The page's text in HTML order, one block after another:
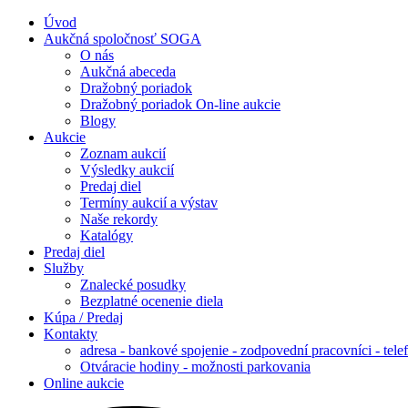
Úvod
Aukčná spoločnosť SOGA
O nás
Aukčná abeceda
Dražobný poriadok
Dražobný poriadok On-line aukcie
Blogy
Aukcie
Zoznam aukcií
Výsledky aukcií
Predaj diel
Termíny aukcií a výstav
Naše rekordy
Katalógy
Predaj diel
Služby
Znalecké posudky
Bezplatné ocenenie diela
Kúpa / Predaj
Kontakty
adresa - bankové spojenie - zodpovední pracovníci -
Otváracie hodiny - možnosti parkovania
Online aukcie